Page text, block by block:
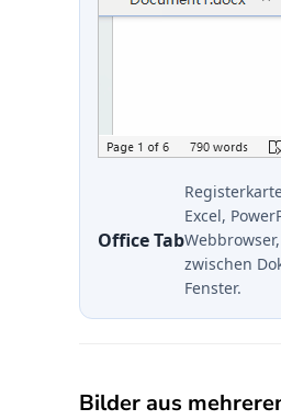
Office Tab
Excel,
zwischen
Fenster.
Bilder aus